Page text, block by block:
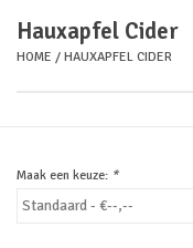
Cider
Hauxapfel Cider
HOME / HAUXAPFEL CIDER
Maak een keuze: *